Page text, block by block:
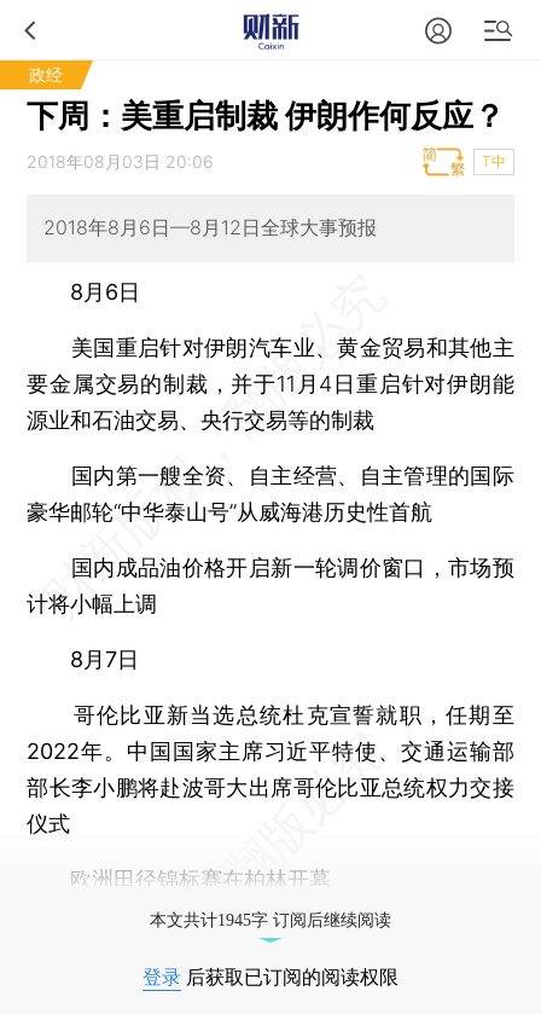
政经
下周：美重启制裁 伊朗作何反应？
2018年08月03日 20:06 T中
2018年8月6日—8月12日全球大事预报
8月6日
美国重启针对伊朗汽车业、黄金贸易和其他主
要金属交易的制裁 ，并于11月4日重启针对伊朗能
源业和石油交易、央行交易等的制裁
国内第一艘全资、自主经营、自主管理的国际
豪华邮轮“中华泰山号”从威海港历史性首航
国内成品油价格开启新一轮调价窗口，市场预
计将小幅上调
8月7日
哥伦比亚新当选总统杜克宣誓就职，任期至
2022年。中国国家主席习近平特使、交通运输部
部长李小鹏将赴波哥大出席哥伦比亚总统权力交接
仪式
欧洲田径锦标赛在柏林开幕
本文共计1945字 订阅后继续阅读
登录 后获取已订阅的阅读权限